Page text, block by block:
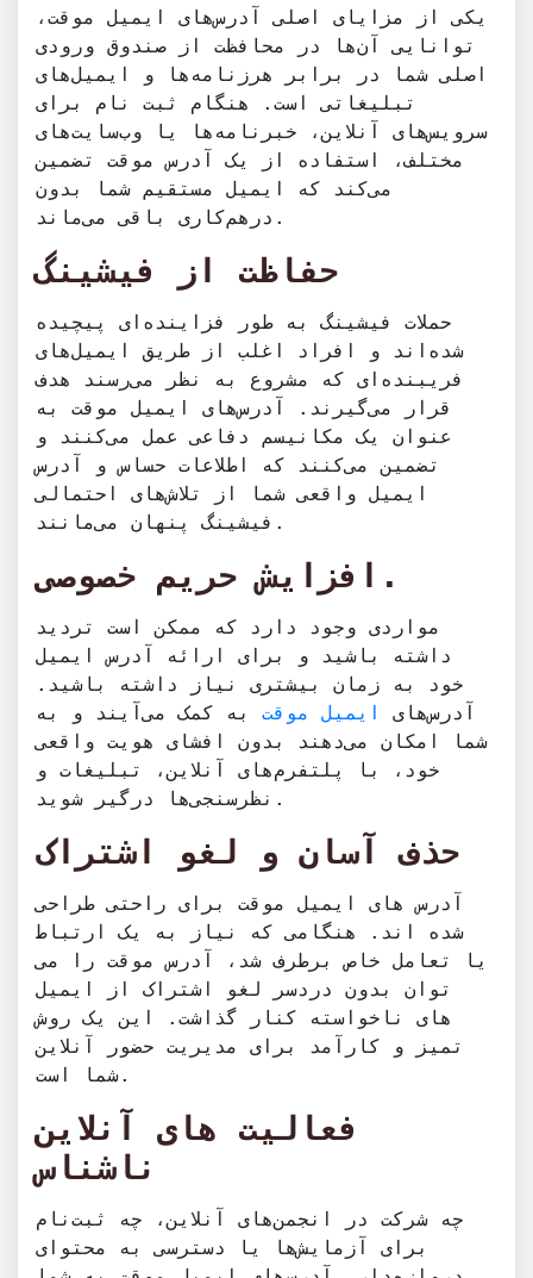
یکی از مزایای اصلی آدرس‌های ایمیل موقت،
توانایی آن‌ها در محافظت از صندوق ورودی
اصلی شما در برابر هرزنامه‌ها و ایمیل‌های
تبلیغاتی است. هنگام ثبت نام برای
سرویس‌های آنلاین، خبرنامه‌ها یا وب‌سایت‌های
مختلف، استفاده از یک آدرس موقت تضمین
می‌کند که ایمیل مستقیم شما بدون
درهم‌کاری باقی می‌ماند.
حفاظت از فیشینگ
حملات فیشینگ به طور فزاینده‌ای پیچیده
شده‌اند و افراد اغلب از طریق ایمیل‌های
فریبنده‌ای که مشروع به نظر می‌رسند هدف
قرار می‌گیرند. آدرس‌های ایمیل موقت به
عنوان یک مکانیسم دفاعی عمل می‌کنند و
تضمین می‌کنند که اطلاعات حساس و آدرس
ایمیل واقعی شما از تلاش‌های احتمالی
فیشینگ پنهان می‌مانند.
افزایش حریم خصوصی.
مواردی وجود دارد که ممکن است تردید
داشته باشید و برای ارائه آدرس ایمیل
خود به زمان بیشتری نیاز داشته باشید.
آدرس‌های
ایمیل موقت به کمک می‌آیند و به
شما امکان می‌دهند بدون افشای هویت واقعی
خود، با پلتفرم‌های آنلاین، تبلیغات و
نظرسنجی‌ها درگیر شوید.
حذف آسان و لغو اشتراک
آدرس های ایمیل موقت برای راحتی طراحی
شده اند. هنگامی که نیاز به یک ارتباط
یا تعامل خاص برطرف شد، آدرس موقت را می
توان بدون دردسر لغو اشتراک از ایمیل
های ناخواسته کنار گذاشت. این یک روش
تمیز و کارآمد برای مدیریت حضور آنلاین
شما است.
فعالیت های آنلاین
ناشناس
چه شرکت در انجمن‌های آنلاین، چه ثبت‌نام
برای آزمایش‌ها یا دسترسی به محتوای